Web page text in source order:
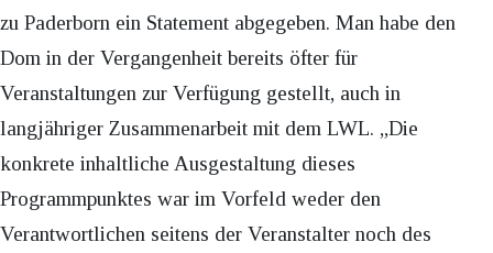
zu Paderborn ein Statement abgegeben. Man habe den
Dom in der Vergangenheit bereits öfter für
Veranstaltungen zur Verfügung gestellt, auch in
langjähriger Zusammenarbeit mit dem LWL. „Die
konkrete inhaltliche Ausgestaltung dieses
Programmpunktes war im Vorfeld weder den
Verantwortlichen seitens der Veranstalter noch des